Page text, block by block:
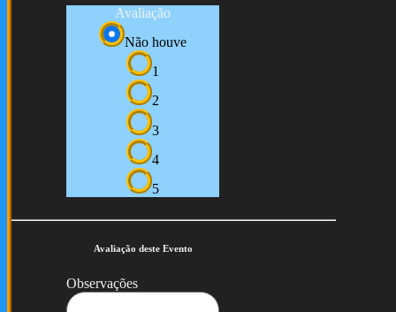
Avaliação
Não houve
1
2
3
4
5
Avaliação deste Evento
Observações